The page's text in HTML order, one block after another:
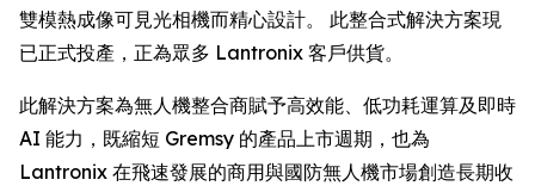
雙模熱成像可見光相機而精心設計。 此整合式解決方案現
已正式投產，正為眾多 Lantronix 客戶供貨。
此解決方案為無人機整合商賦予高效能、低功耗運算及即時
AI 能力，既縮短 Gremsy 的產品上市週期，也為
Lantronix 在飛速發展的商用與國防無人機市場創造長期收